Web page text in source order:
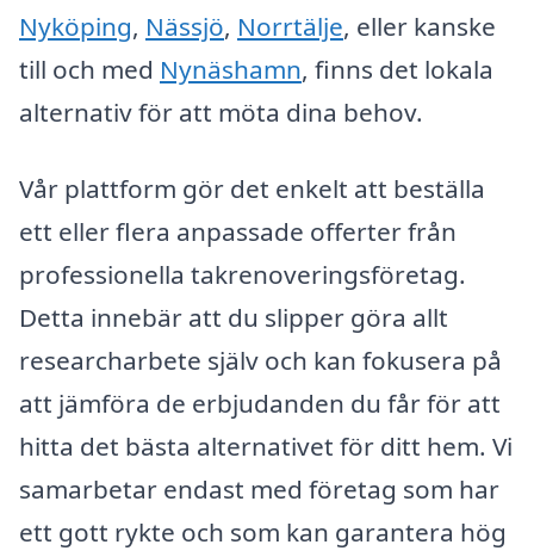
Nyköping, Nässjö, Norrtälje, eller kanske
till och med Nynäshamn, finns det lokala
alternativ för att möta dina behov.
Vår plattform gör det enkelt att beställa
ett eller flera anpassade offerter från
professionella takrenoveringsföretag.
Detta innebär att du slipper göra allt
researcharbete själv och kan fokusera på
att jämföra de erbjudanden du får för att
hitta det bästa alternativet för ditt hem. Vi
samarbetar endast med företag som har
ett gott rykte och som kan garantera hög